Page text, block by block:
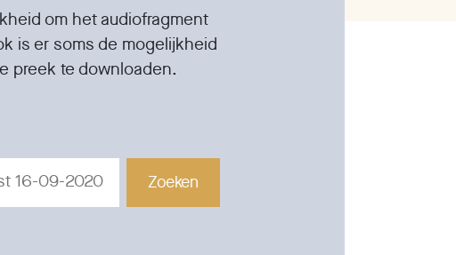
om het audiofragment
is er soms de mogelijkheid
preek te downloaden.
Zoeken